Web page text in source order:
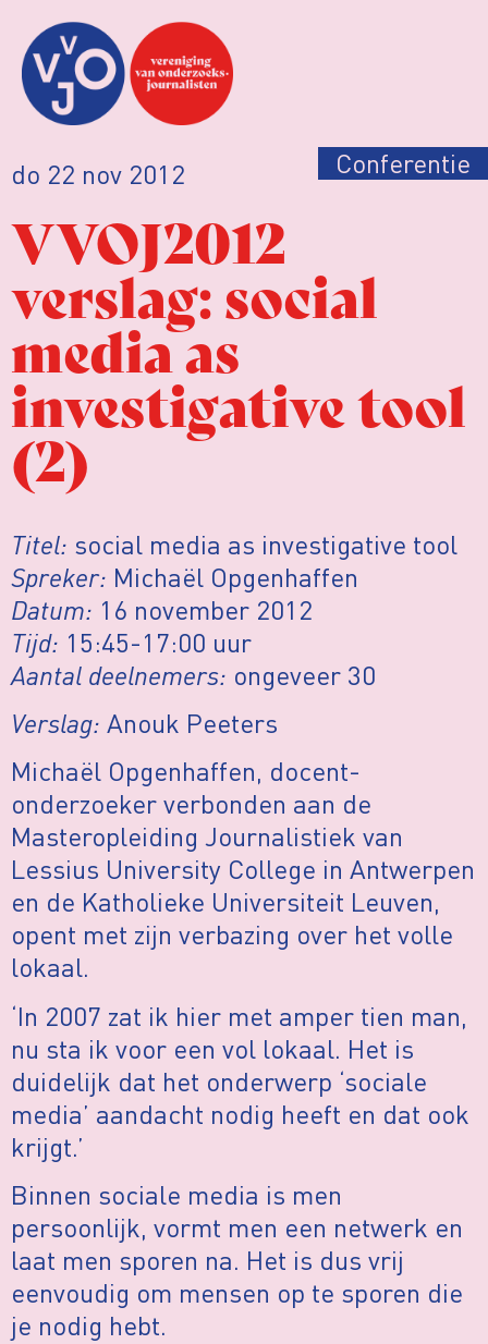
do 22 nov 2012 Conferentie
VVOJ2012
verslag: social
media as
investigative tool
(2)
Titel: social media as investigative tool
Spreker: Michaël Opgenhaffen
Datum: 16 november 2012
Tijd: 15:45-17:00 uur
Aantal deelnemers: ongeveer 30
Verslag: Anouk Peeters
Michaël Opgenhaffen, docent-
onderzoeker verbonden aan de
Masteropleiding Journalistiek van
Lessius University College in Antwerpen
en de Katholieke Universiteit Leuven,
opent met zijn verbazing over het volle
lokaal.
‘In 2007 zat ik hier met amper tien man,
nu sta ik voor een vol lokaal. Het is
duidelijk dat het onderwerp ‘sociale
media’ aandacht nodig heeft en dat ook
krijgt.’
Binnen sociale media is men
persoonlijk, vormt men een netwerk en
laat men sporen na. Het is dus vrij
eenvoudig om mensen op te sporen die
je nodig hebt.